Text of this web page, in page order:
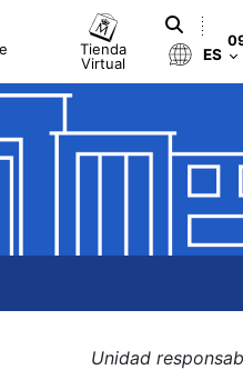
Tienda
Virtual
ES
Unidad